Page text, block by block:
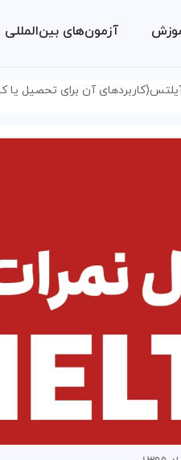
آزمون‌های بین‌المللی
آن برای تحصیل یا